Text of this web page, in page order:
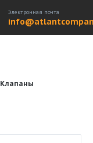
Электронная почта
Клапаны